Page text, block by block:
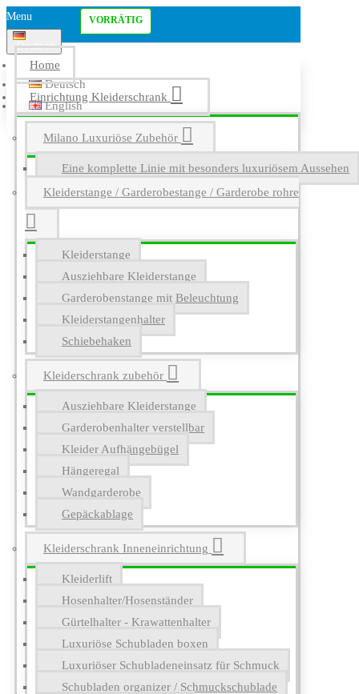
Menu
Deutsch
Deutsch
English
Home
Einrichtung Kleiderschrank
Milano Luxuriöse Zubehör
Eine komplette Linie mit besonders luxuriösem Aussehen
Kleiderstange / Garderobestange / Garderobe rohre
Kleiderstange
Ausziehbare Kleiderstange
Garderobenstange mit Beleuchtung
Kleiderstangenhalter
Schiebehaken
Kleiderschrank zubehör
Ausziehbare Kleiderstange
Garderobenhalter verstellbar
Kleider Aufhängebügel
Hängeregal
Wandgarderobe
Gepäckablage
Kleiderschrank Inneneinrichtung
Kleiderlift
Hosenhalter/Hosenständer
Gürtelhalter - Krawattenhalter
Luxuriöse Schubladen boxen
Luxuriöser Schubladeneinsatz für Schmuck
Schubladen organizer / Schmuckschublade
VORRÄTIG